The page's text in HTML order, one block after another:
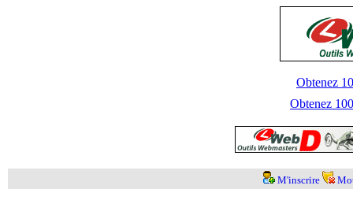
Obtenez
Obtenez
M'inscrire